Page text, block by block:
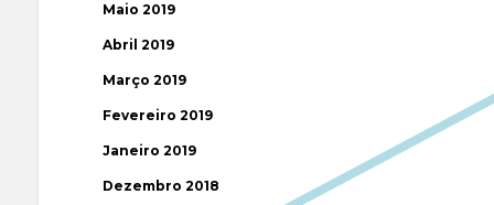
Maio 2019
Abril 2019
Março 2019
Fevereiro 2019
Janeiro 2019
Dezembro 2018